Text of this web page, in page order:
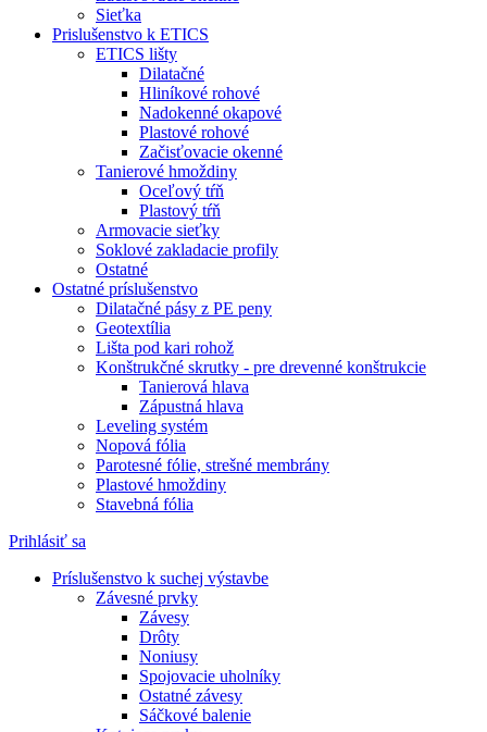
Sieťka
Prislušenstvo k ETICS
ETICS lišty
Dilatačné
Hliníkové rohové
Nadokenné okapové
Plastové rohové
Začisťovacie okenné
Tanierové hmoždiny
Oceľový tŕň
Plastový tŕň
Armovacie sieťky
Soklové zakladacie profily
Ostatné
Ostatné príslušenstvo
Dilatačné pásy z PE peny
Geotextília
Lišta pod kari rohož
Konštrukčné skrutky - pre drevenné konštrukcie
Tanierová hlava
Zápustná hlava
Leveling systém
Nopová fólia
Parotesné fólie, strešné membrány
Plastové hmoždiny
Stavebná fólia
Prihlásiť sa
Príslušenstvo k suchej výstavbe
Závesné prvky
Závesy
Drôty
Noniusy
Spojovacie uholníky
Ostatné závesy
Sáčkové balenie